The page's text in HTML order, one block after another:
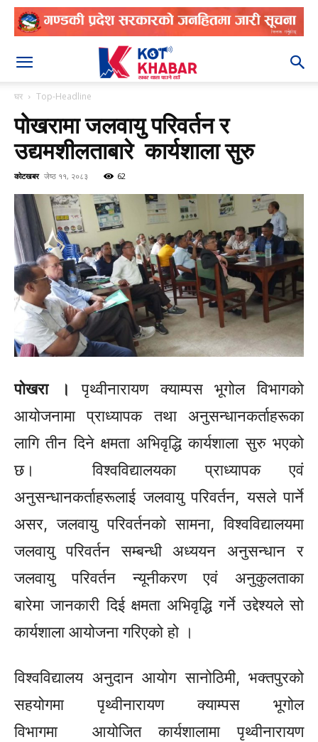
घर Top-Headline
पोखरामा जलवायु परिवर्तन र
उद्यमशीलताबारे कार्यशाला सुरु
कोटखबर जेष्ठ ११, २०८३ 62
पोखरा ।
पृथ्वीनारायण क्याम्पस भूगोल विभागको
आयोजनामा प्राध्यापक तथा अनुसन्धानकर्ताहरूका
लागि तीन दिने क्षमता अभिवृद्धि कार्यशाला सुरु भएको
छ। विश्वविद्यालयका प्राध्यापक एवं
अनुसन्धानकर्ताहरूलाई जलवायु परिवर्तन, यसले पार्ने
असर, जलवायु परिवर्तनको सामना, विश्वविद्यालयमा
जलवायु परिवर्तन सम्बन्धी अध्ययन अनुसन्धान र
जलवायु परिवर्तन न्यूनीकरण एवं अनुकुलताका
बारेमा जानकारी दिई क्षमता अभिवृद्धि गर्ने उद्देश्यले सो
कार्यशाला आयोजना गरिएको हो ।
विश्वविद्यालय अनुदान आयोग सानोठिमी, भक्तपुरको
सहयोगमा पृथ्वीनारायण क्याम्पस भूगोल
विभागमा आयोजित कार्यशालामा पृथ्वीनारायण